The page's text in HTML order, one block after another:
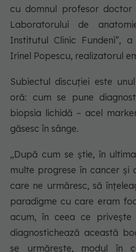
cu domnul profesor doctor
Laboratorului de
Institutul Clinic Fundeni”,
Irinel Popescu, realizatorul
Subiectul discuției este
oră: cum se pune
biopsia lichidă – acel
găsesc în sânge.
„După cum se știe, în
multe progrese în cancer și
care ne urmăresc, să
paradigme cu care eram
acum, în ceea ce
diagnostichează această
se urmărește, modul în